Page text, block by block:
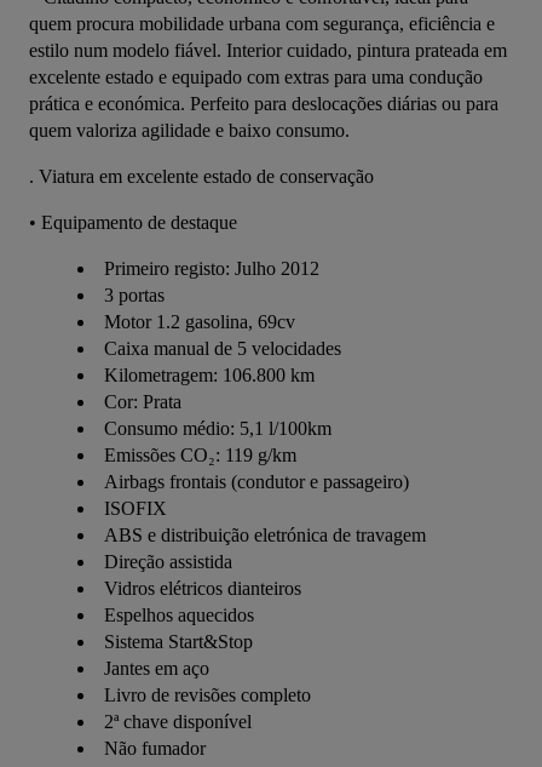
quem procura mobilidade urbana com segurança, eficiência e
estilo num modelo fiável. Interior cuidado, pintura prateada em
excelente estado e equipado com extras para uma condução
prática e económica. Perfeito para deslocações diárias ou para
quem valoriza agilidade e baixo consumo.
. Viatura em excelente estado de conservação
• Equipamento de destaque
Primeiro registo: Julho 2012
3 portas
Motor 1.2 gasolina, 69cv
Caixa manual de 5 velocidades
Kilometragem: 106.800 km
Cor: Prata
Consumo médio: 5,1 l/100km
Emissões CO₂: 119 g/km
Airbags frontais (condutor e passageiro)
ISOFIX
ABS e distribuição eletrónica de travagem
Direção assistida
Vidros elétricos dianteiros
Espelhos aquecidos
Sistema Start&Stop
Jantes em aço
Livro de revisões completo
2ª chave disponível
Não fumador